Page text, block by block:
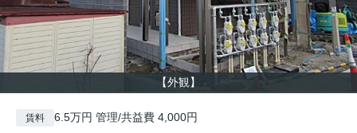
【外観】
賃料 6.5万円 管理/共益費 4,000円